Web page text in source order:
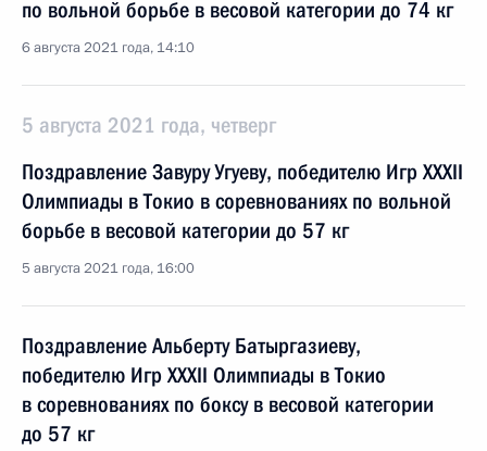
по вольной борьбе в весовой категории до 74 кг
6 августа 2021 года, 14:10
5 августа 2021 года, четверг
Поздравление Завуру Угуеву, победителю Игр XXXII
Олимпиады в Токио в соревнованиях по вольной
борьбе в весовой категории до 57 кг
5 августа 2021 года, 16:00
Поздравление Альберту Батыргазиеву,
победителю Игр XXXII Олимпиады в Токио
в соревнованиях по боксу в весовой категории
до 57 кг